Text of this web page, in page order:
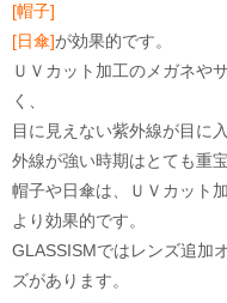
[帽子]
[日傘]が効果的です。
ＵＶカット加工のメガネや
く、
目に見えない紫外線が目に
外線が強い時期はとても重宝
帽子や日傘は、ＵＶカット
より効果的です。
GLASSISMではレンズ追加
ズがあります。